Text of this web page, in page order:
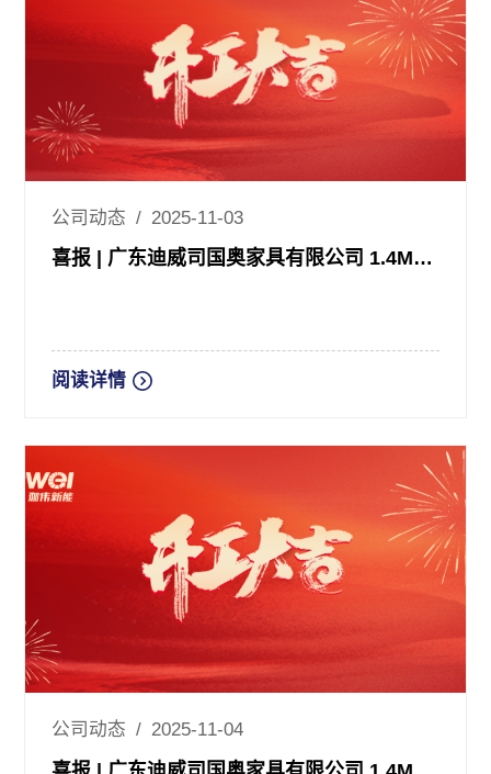
公司动态 / 2025-11-03
喜报 | 广东迪威司国奥家具有限公司 1.4MW分布式光伏项目顺利开工
阅读详情
公司动态 / 2025-11-04